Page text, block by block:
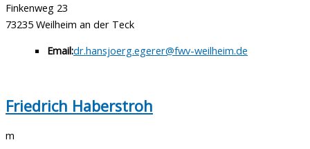
Finkenweg 23
73235 Weilheim an der Teck
Email:dr.hansjoerg.egerer@fwv-weilheim.de
Friedrich Haberstroh
m